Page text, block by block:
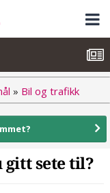
» Bil og trafikk
gitt sete til?